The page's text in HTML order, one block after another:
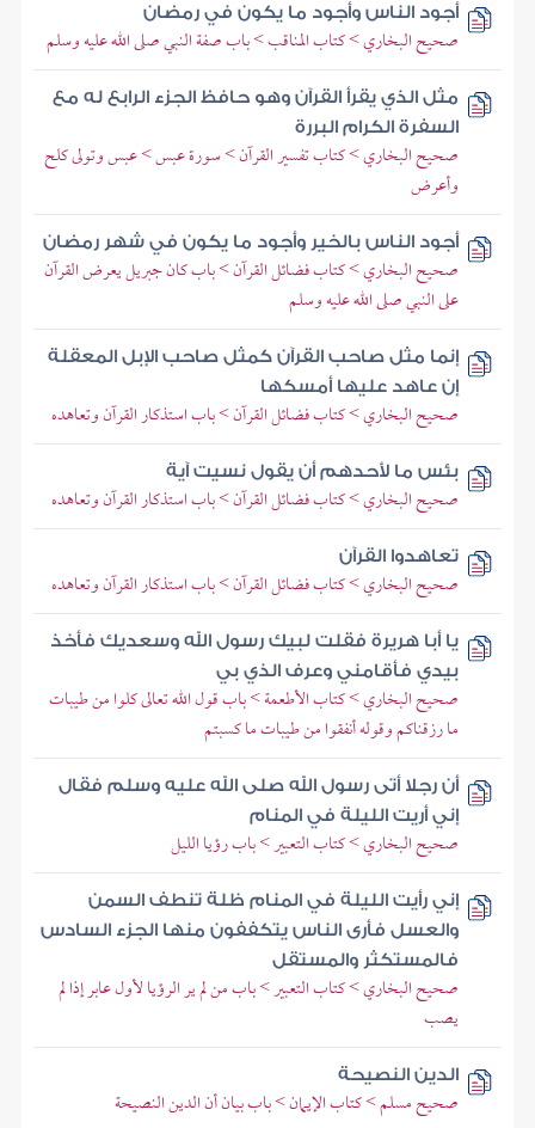
أجود الناس وأجود ما يكون في رمضان
صحيح البخاري > كتاب المناقب > باب صفة النبي صلى الله عليه وسلم
مثل الذي يقرأ القرآن وهو حافظ الجزء الرابع له مع
السفرة الكرام البررة
صحيح البخاري > كتاب تفسير القرآن > سورة عبس > عبس وتولى كلح
وأعرض
أجود الناس بالخير وأجود ما يكون في شهر رمضان
صحيح البخاري > كتاب فضائل القرآن > باب كان جبريل يعرض القرآن
على النبي صلى الله عليه وسلم
إنما مثل صاحب القرآن كمثل صاحب الإبل المعقلة
إن عاهد عليها أمسكها
صحيح البخاري > كتاب فضائل القرآن > باب استذكار القرآن وتعاهده
بئس ما لأحدهم أن يقول نسيت آية
صحيح البخاري > كتاب فضائل القرآن > باب استذكار القرآن وتعاهده
تعاهدوا القرآن
صحيح البخاري > كتاب فضائل القرآن > باب استذكار القرآن وتعاهده
يا أبا هريرة فقلت لبيك رسول الله وسعديك فأخذ
بيدي فأقامني وعرف الذي بي
صحيح البخاري > كتاب الأطعمة > باب قول الله تعالى كلوا من طيبات
ما رزقناكم وقوله أنفقوا من طيبات ما كسبتم
أن رجلا أتى رسول الله صلى الله عليه وسلم فقال
إني أريت الليلة في المنام
صحيح البخاري > كتاب التعبير > باب رؤيا الليل
إني رأيت الليلة في المنام ظلة تنطف السمن
والعسل فأرى الناس يتكففون منها الجزء السادس
فالمستكثر والمستقل
صحيح البخاري > كتاب التعبير > باب من لم ير الرؤيا لأول عابر إذا لم
يصب
الدين النصيحة
صحيح مسلم > كتاب الإيمان > باب بيان أن الدين النصيحة